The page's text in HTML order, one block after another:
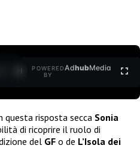
POWERED
BY
AdhubMedia
questa risposta secca Sonia
di ricoprire il ruolo di
del GF o de L’Isola dei